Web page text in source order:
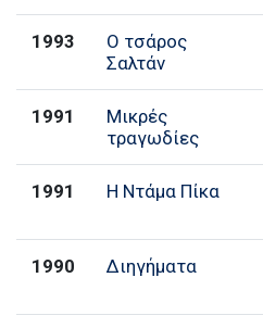
1993
Ο τσάρος
Σαλτάν
1991
Μικρές
τραγωδίες
1991 Η Ντάμα Πίκα
1990 Διηγήματα